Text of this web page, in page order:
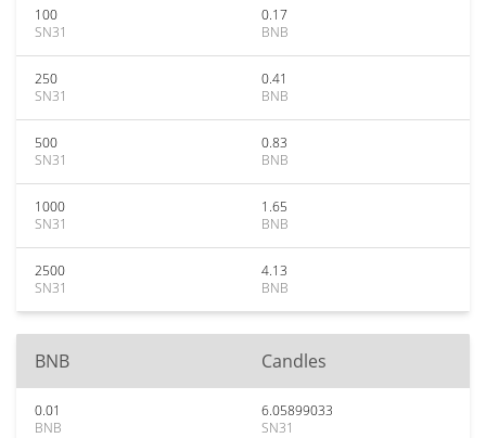
100
SN31
0.17
BNB
250
SN31
0.41
BNB
500
SN31
0.83
BNB
1000
SN31
1.65
BNB
2500
SN31
4.13
BNB
BNB Candles
0.01
BNB
6.05899033
SN31